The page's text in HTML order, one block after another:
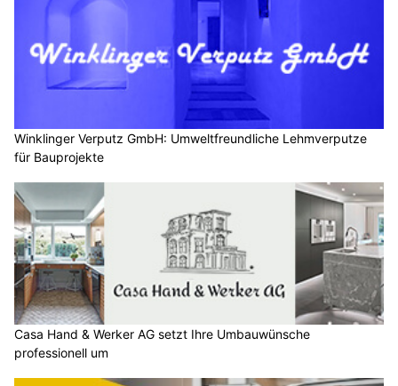
Winklinger Verputz GmbH: Umweltfreundliche Lehmverputze
für Bauprojekte
Casa Hand & Werker AG setzt Ihre Umbauwünsche
professionell um